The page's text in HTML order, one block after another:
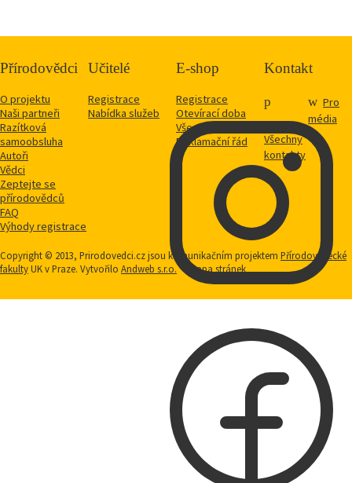
Přírodovědci
O projektu
Naši partneři
Razítková
samoobsluha
Autoři
Vědci
Zeptejte se
přírodovědců
FAQ
Výhody registrace
Učitelé
Registrace
Nabídka služeb
E-shop
Registrace
Otevírací doba
Vše o nákupu
Reklamační řád
Kontakt
Všechny
kontakty
Pro
média
Copyright © 2013, Prirodovedci.cz jsou komunikačním projektem Přírodovědecké
fakultyUK v Praze. Vytvořilo Andweb s.r.o. Mapa stránek